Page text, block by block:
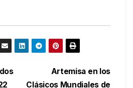
Artemisa en los
Clásicos Mundiales de